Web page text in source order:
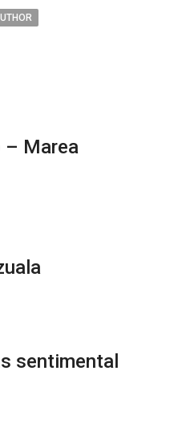
– Marea
sentimental